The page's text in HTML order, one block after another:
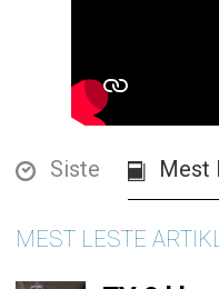
Siste Mest
MEST LESTE